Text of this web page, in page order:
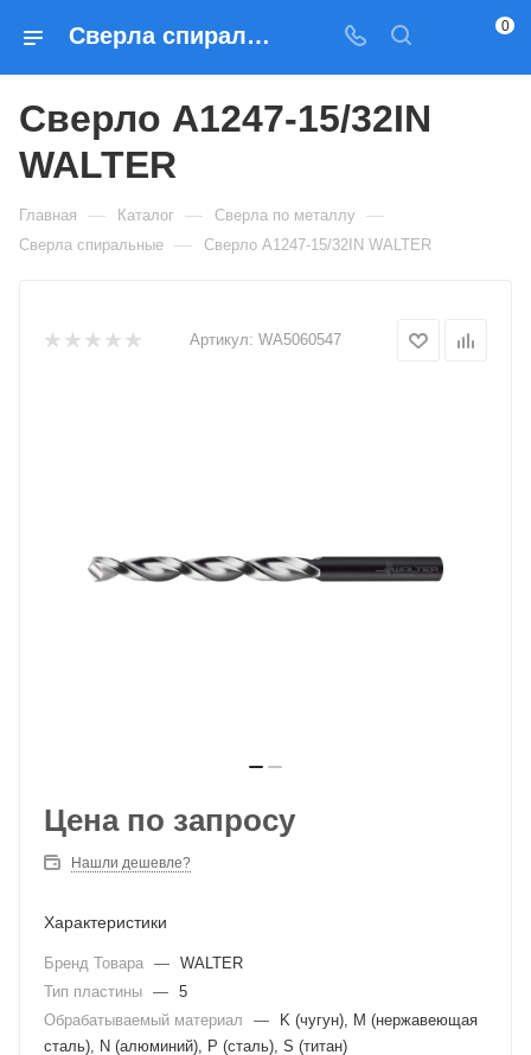
Сверла спиральные Сверло A1247-15/32IN WALTER — купить по выгодным ценам в Москве 0
Сверло A1247-15/32IN
WALTER
Главная — Каталог — Сверла по металлу —
Сверла спиральные — Сверло A1247-15/32IN WALTER
Артикул: WA5060547
Цена по запросу
Нашли дешевле?
Характеристики
Бренд Товара — WALTER
Тип пластины — 5
Обрабатываемый материал
—
K (чугун), M (нержавеющая
сталь), N (алюминий), P (сталь), S (титан)